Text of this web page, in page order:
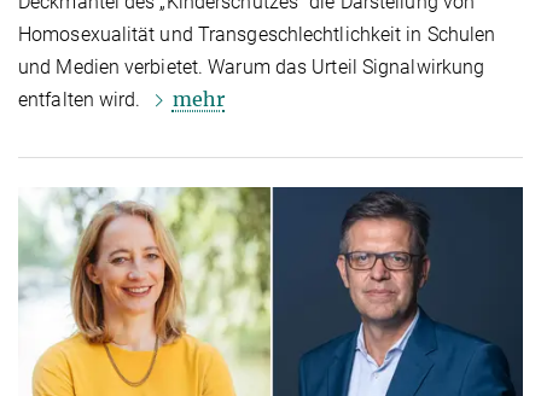
Homosexualität und Transgeschlechtlichkeit in Schulen
und Medien verbietet. Warum das Urteil Signalwirkung
entfalten wird.
mehr